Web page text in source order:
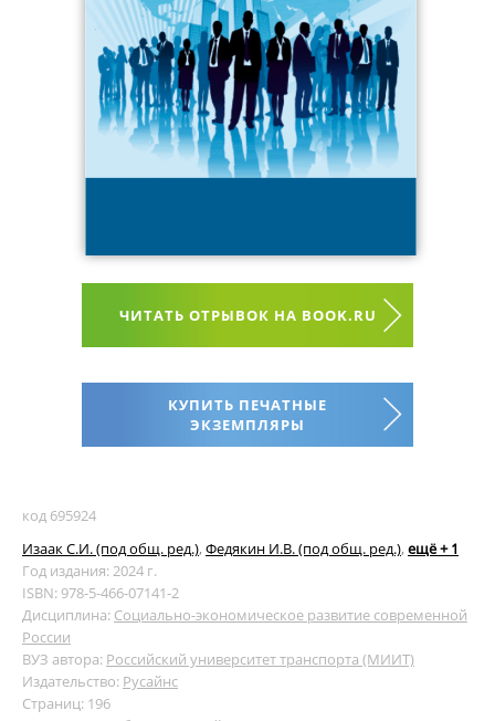
ЧИТАТЬ ОТРЫВОК НА BOOK.RU
КУПИТЬ ПЕЧАТНЫЕ
ЭКЗЕМПЛЯРЫ
код 695924
Изаак С.И. (под общ. ред.), Федякин И.В. (под общ. ред.), ещё + 1
Год издания: 2024 г.
ISBN: 978-5-466-07141-2
Дисциплина: Социально-экономическое развитие современной
России
ВУЗ автора: Российский университет транспорта (МИИТ)
Издательство: Русайнс
Страниц: 196